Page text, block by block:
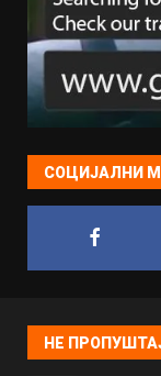
СОЦИЈАЛНИ
НЕ